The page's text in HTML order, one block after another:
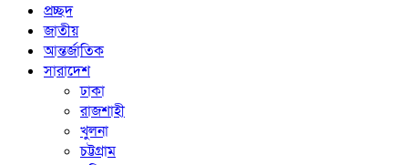
প্রচ্ছদ
জাতীয়
আন্তর্জাতিক
সারাদেশ
ঢাকা
রাজশাহী
খুলনা
চট্টগ্রাম